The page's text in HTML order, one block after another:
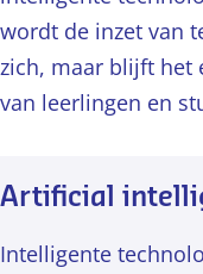
wordt de inzet van
zich, maar blijft het
van leerlingen en
Artificial
Intelligente